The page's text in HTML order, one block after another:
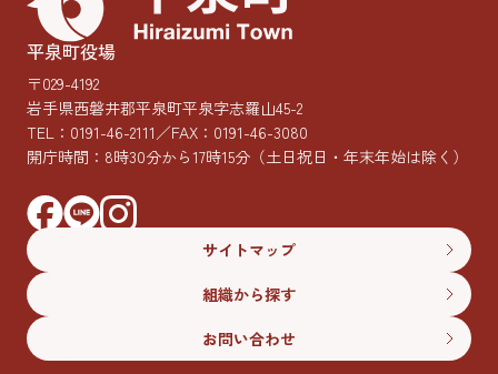
平泉町役場
〒029-4192
岩手県西磐井郡平泉町平泉字志羅山45-2
TEL： 0191-46-2111／FAX：0191-46-3080
開庁時間：8時30分から17時15分 （土日祝日・年末年始は除く）
サイトマップ
組織から探す
お問い合わせ